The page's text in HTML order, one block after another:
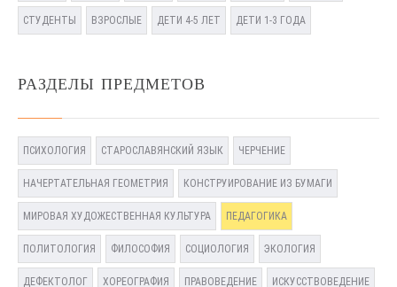
СТУДЕНТЫ ВЗРОСЛЫЕ ДЕТИ 4-5 ЛЕТ ДЕТИ 1-3 ГОДА
РАЗДЕЛЫ ПРЕДМЕТОВ
ПСИХОЛОГИЯ СТАРОСЛАВЯНСКИЙ ЯЗЫК ЧЕРЧЕНИЕ
НАЧЕРТАТЕЛЬНАЯ ГЕОМЕТРИЯ КОНСТРУИРОВАНИЕ ИЗ БУМАГИ
МИРОВАЯ ХУДОЖЕСТВЕННАЯ КУЛЬТУРА ПЕДАГОГИКА
ПОЛИТОЛОГИЯ ФИЛОСОФИЯ СОЦИОЛОГИЯ ЭКОЛОГИЯ
ДЕФЕКТОЛОГ ХОРЕОГРАФИЯ ПРАВОВЕДЕНИЕ ИСКУССТВОВЕДЕНИЕ